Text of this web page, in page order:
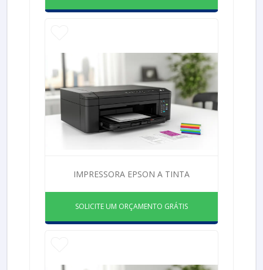
IMPRESSORA EPSON A TINTA
SOLICITE UM ORÇAMENTO GRÁTIS